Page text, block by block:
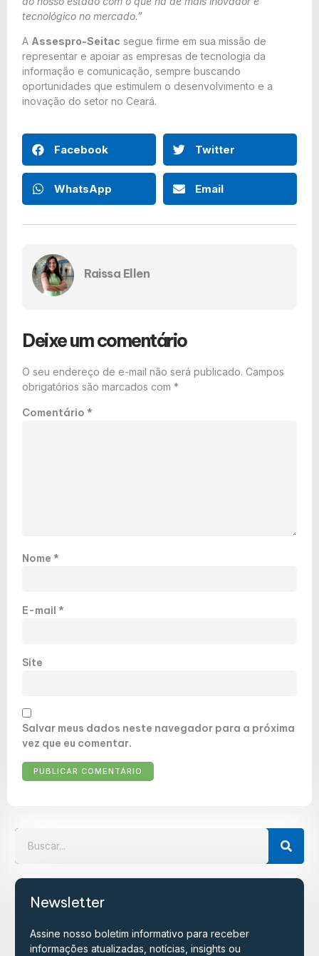
tecnológico no mercado.”
A Assespro-Seitac segue firme em sua missão de
representar e apoiar as empresas de tecnologia da
informação e comunicação, sempre buscando
oportunidades que estimulem o desenvolvimento e a
inovação do setor no Ceará.
Facebook Twitter
WhatsApp Email
Raissa Ellen
Deixe um comentário
O seu endereço de e-mail não será publicado. Campos
obrigatórios são marcados com *
Comentário *
Nome *
E-mail *
Site
Salvar meus dados neste navegador para a próxima
vez que eu comentar.
Newsletter
Assine nosso boletim informativo para receber
informações atualizadas, notícias, insights ou